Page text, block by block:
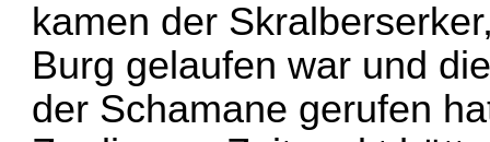
kamen der
Burg gelaufen war und
der Schamane gerufen